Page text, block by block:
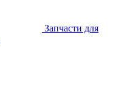
Запчасти для